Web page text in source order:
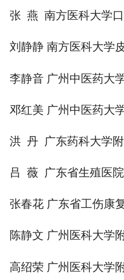
张 燕 南方医科大学
刘静静 南方医科大学
李静音 广州中医药大
邓红美 广州中医药大
洪 丹 广东药科大学
吕 薇 广东省生殖医院
张春花 广东省工伤康
陈静文 广州医科大学
高绍荣 广州医科大学